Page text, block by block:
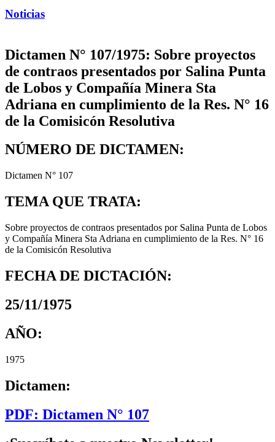
Noticias
Dictamen N° 107/1975: Sobre proyectos
de contraos presentados por Salina Punta
de Lobos y Compañía Minera Sta
Adriana en cumplimiento de la Res. N° 16
de la Comisicón Resolutiva
NÚMERO DE DICTAMEN:
Dictamen N° 107
TEMA QUE TRATA:
Sobre proyectos de contraos presentados por Salina Punta de Lobos
y Compañía Minera Sta Adriana en cumplimiento de la Res. N° 16
de la Comisicón Resolutiva
FECHA DE DICTACIÓN:
25/11/1975
AÑO:
1975
Dictamen:
PDF: Dictamen N° 107